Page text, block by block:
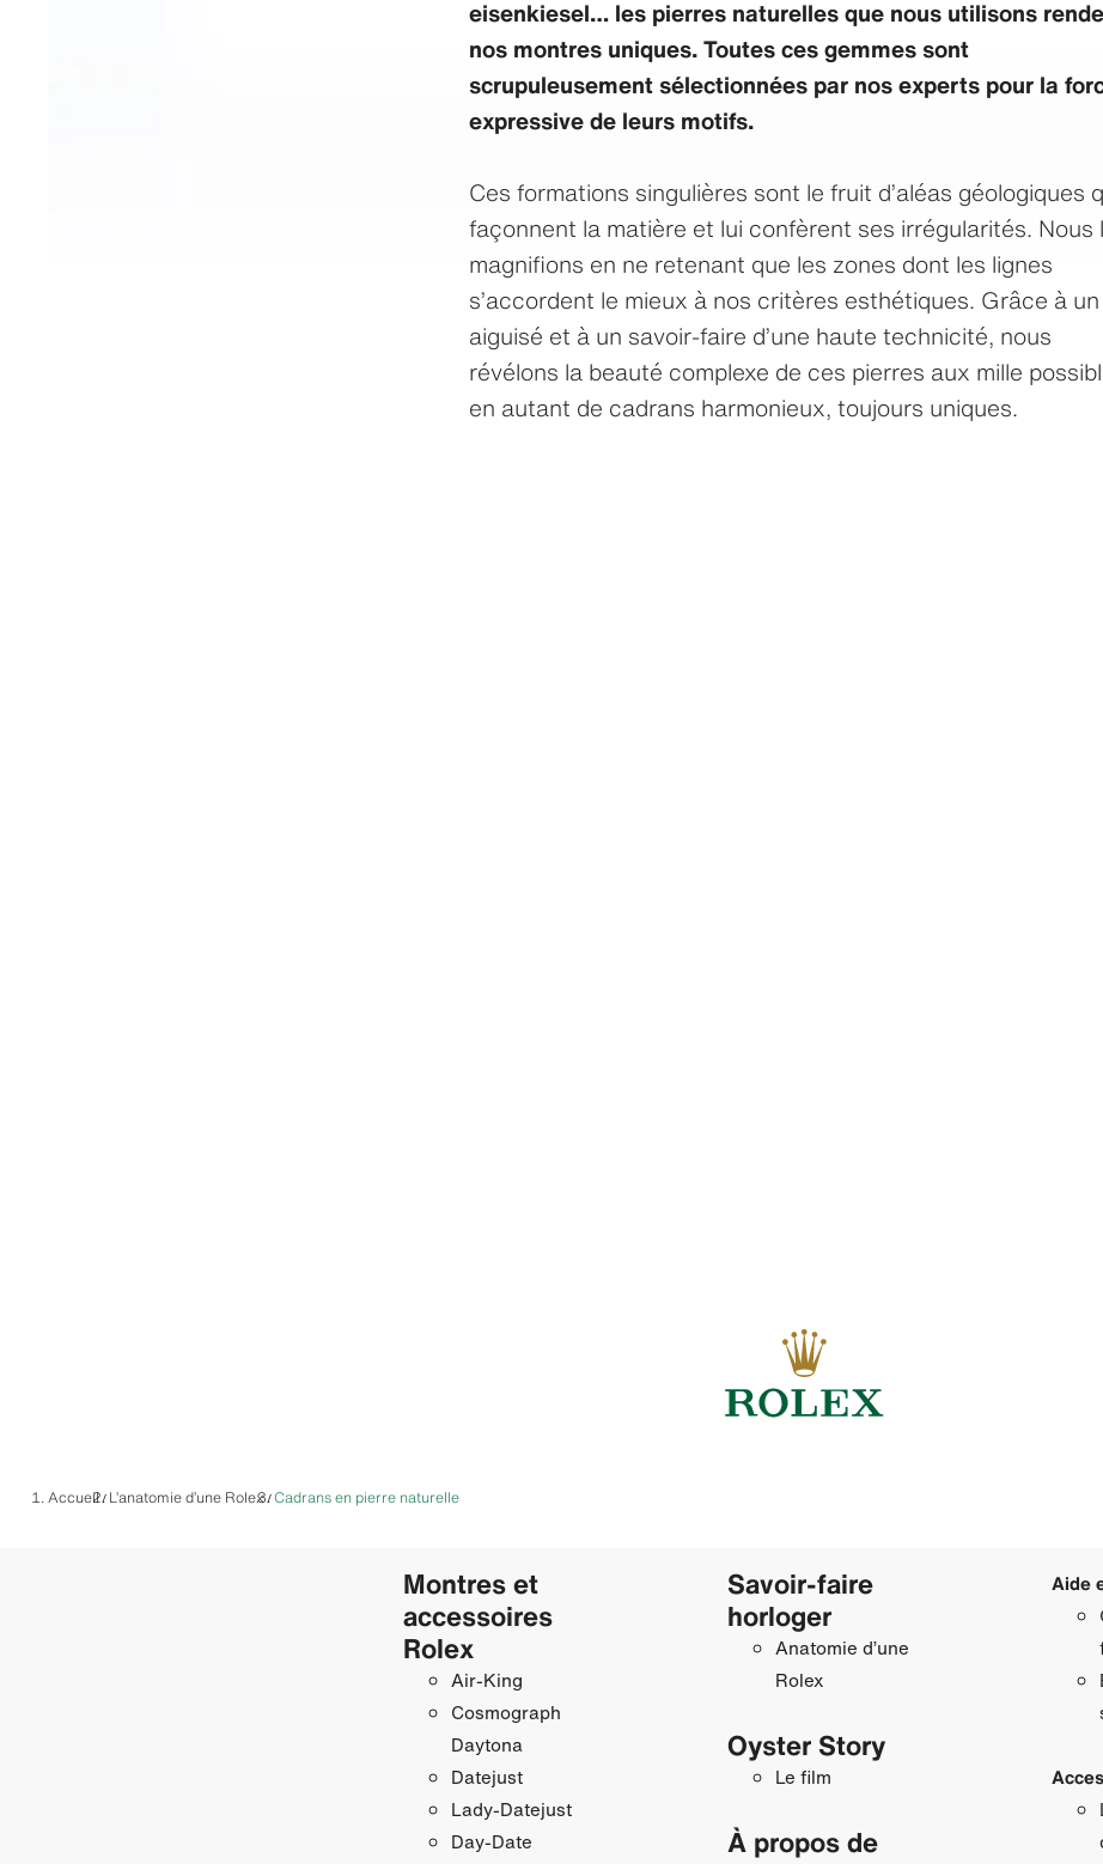
eisenkiesel… les pierres naturelles que nous utilisons
nos montres uniques. Toutes ces gemmes sont
scrupuleusement sélectionnées par nos experts pour la
expressive de leurs motifs.
Ces formations singulières sont le fruit d’aléas géologiques
façonnent la matière et lui confèrent ses irrégularités. Nous
magnifions en ne retenant que les zones dont les lignes
s’accordent le mieux à nos critères esthétiques. Grâce à
aiguisé et à un savoir-faire d’une haute technicité, nous
révélons la beauté complexe de ces pierres aux mille
en autant de cadrans harmonieux, toujours uniques.
Accueil/ L’anatomie d’une Rolex/Cadrans en pierre naturelle
Montres et
accessoires
Rolex
Air‑King
Cosmograph
Daytona
Datejust
Lady‑Datejust
Day‑Date
Savoir‑faire
horloger
Anatomie d’une
Rolex
Oyster Story
Le film
À propos de
Aide